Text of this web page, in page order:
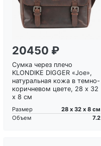
20450 ₽
Сумка через плечо
KLONDIKE DIGGER «Joe»,
натуральная кожа в темно-
коричневом цвете, 28 x 32
x 8 см
Размер
28 х 32 х 8 см
Объем
7.2